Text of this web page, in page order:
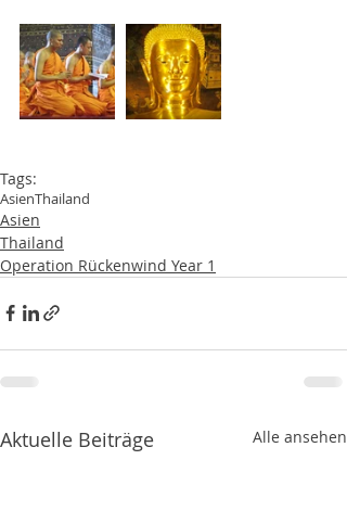
Tags:
AsienThailand
Asien
Thailand
Operation Rückenwind Year 1
Aktuelle Beiträge Alle ansehen